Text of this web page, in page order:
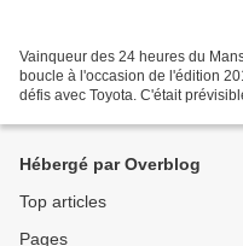
Vainqueur des 24 heures du
boucle à l'occasion de l'édition
défis avec Toyota. C'était
Hébergé par Overblog
Top articles
Pages